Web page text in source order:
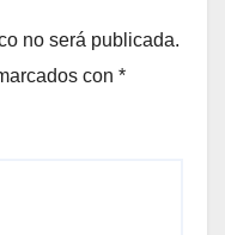
no será publicada.
con *